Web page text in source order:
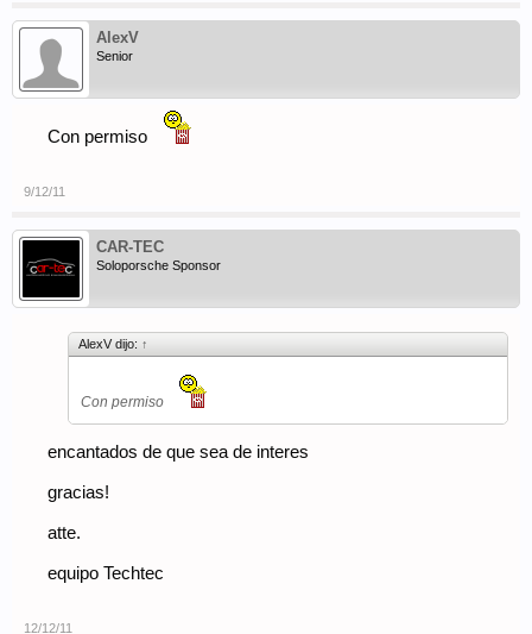
AlexV
Senior
Con permiso
9/12/11
CAR-TEC
Soloporsche Sponsor
AlexV dijo: ↑
Con permiso
encantados de que sea de interes
gracias!
atte.
equipo Techtec
12/12/11